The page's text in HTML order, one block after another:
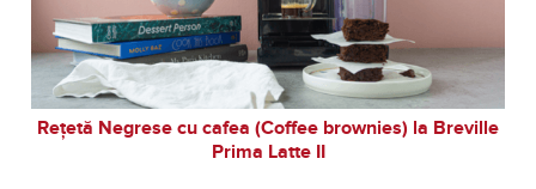
Rețetă Negrese cu cafea (Coffee brownies) la Breville
Prima Latte II